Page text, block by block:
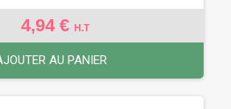
4,94 € H.T
AU PANIER